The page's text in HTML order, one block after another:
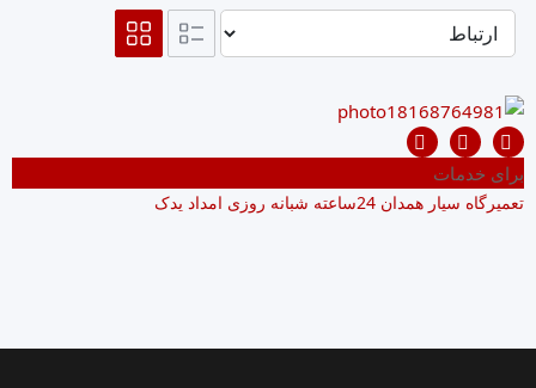
برای خدمات
تعمیرگاه سیار همدان 24ساعته شبانه روزی امداد یدک